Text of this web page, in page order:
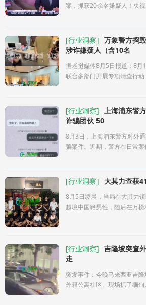
案，抓获20余名嫌疑人！央
[行业洞察] 万象警方捣
涉诈嫌疑人（含10名
据老挝媒体8月5日报道：8月
联合多部门开展专项清查行
[行业洞察] 上海浦东警
诈骗团伙 50
8月3日，上海浦东警方对外
骗案件。近期，警方在日常
[行业洞察] 大其力查获
8月5日凌晨，当局在大其力
越境中国籍男性，随后在万
[行业洞察] 吉隆坡突查
走
突发事件：今晚马来西亚吉
外籍公寓社区。现场抓了缅